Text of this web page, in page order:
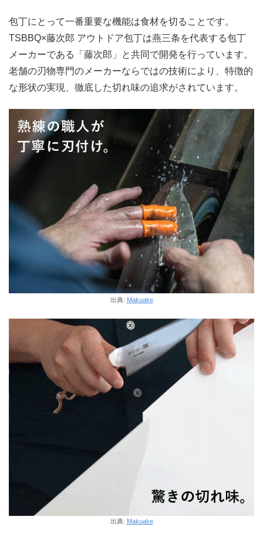
包丁にとって一番重要な機能は食材を切ることです。
TSBBQ×藤次郎 アウトドア包丁は燕三条を代表する包丁
メーカーである「藤次郎」と共同で開発を行っています。
老舗の刃物専門のメーカーならではの技術により、特徴的
な形状の実現、徹底した切れ味の追求がされています。
出典: Makuake
出典: Makuake